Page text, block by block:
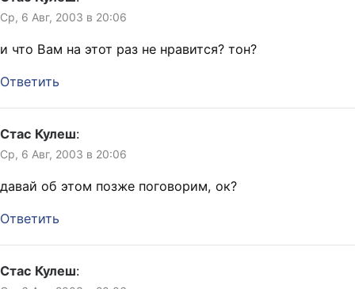
Ср, 6 Авг, 2003 в 20:06
и что Вам на этот раз не нравится? тон?
Ответить
Стас Кулеш:
Ср, 6 Авг, 2003 в 20:06
давай об этом позже поговорим, ок?
Ответить
Стас Кулеш: